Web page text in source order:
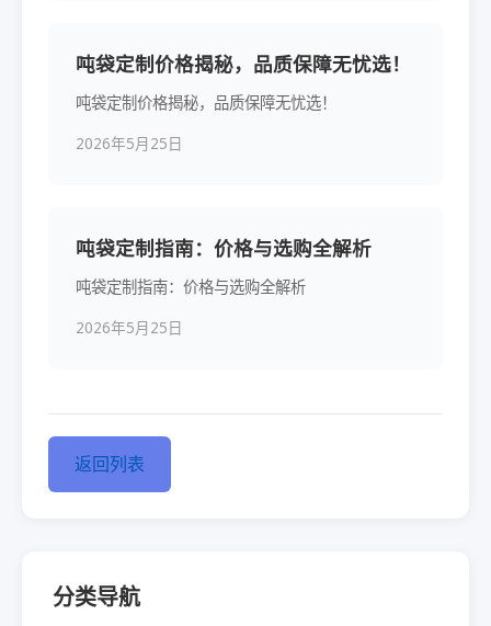
吨袋定制价格揭秘，品质保障无忧选！
吨袋定制价格揭秘，品质保障无忧选！
2026年5月25日
吨袋定制指南：价格与选购全解析
吨袋定制指南：价格与选购全解析
2026年5月25日
返回列表
分类导航